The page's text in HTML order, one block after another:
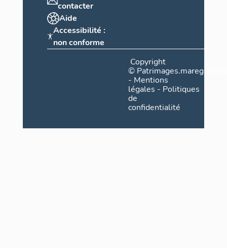
contacter
Aide
Accessibilité :
non conforme
Copyright
©
- Mentions
légales - Politiques
de
confidentialité